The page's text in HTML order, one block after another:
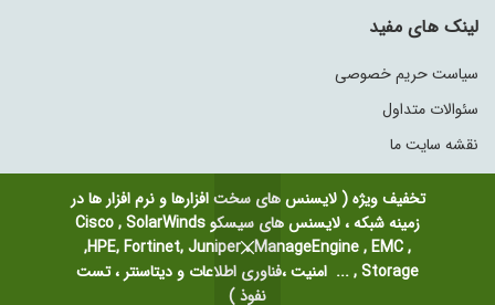
تخفیف ویژه ( لایسنس های سخت افزارها و نرم افزار ها در
زمینه شبکه ، لایسنس های سیسکو Cisco , SolarWinds
,HPE, Fortinet, Juniper ، ManageEngine , EMC ,
Storage , ... امنیت ،فناوری اطلاعات و دیتاسنتر ، تست
نفوذ )
لینک های مفید
سیاست حریم خصوصی
سئوالات متداول
نقشه سایت ما
کلیه حقوق محفوظ